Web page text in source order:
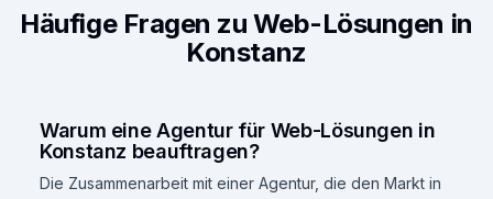
Häufige Fragen zu Web-Lösungen in
Konstanz
Warum eine Agentur für Web-Lösungen in
Konstanz beauftragen?
Die Zusammenarbeit mit einer Agentur, die den Markt in